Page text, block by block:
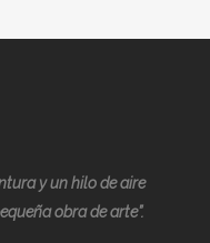
y un hilo de aire
obra de arte”.